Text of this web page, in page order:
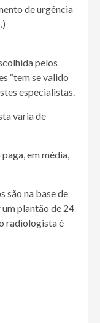
de urgência
pelos
“tem se valido
especialistas.
varia de
em média,
são na base de
um plantão de 24
radiologista é